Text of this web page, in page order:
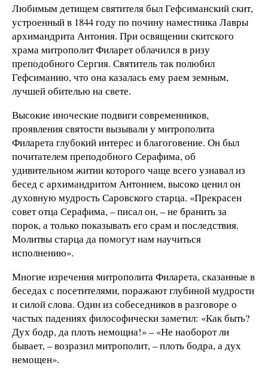
Любимым детищем святителя был Гефсиманский скит,
устроенный в 1844 году по почину наместника Лавры
архимандрита Антония. При освящении скитского
храма митрополит Филарет облачился в ризу
преподобного Сергия. Святитель так полюбил
Гефсиманию, что она казалась ему раем земным,
лучшей обителью на свете.
Высокие иноческие подвиги современников,
проявления святости вызывали у митрополита
Филарета глубокий интерес и благоговение. Он был
почитателем преподобного Серафима, об
удивительном житии которого чаще всего узнавал из
бесед с архимандритом Антонием, высоко ценил он
духовную мудрость Саровского старца. «Прекрасен
совет отца Серафима, – писал он, – не бранить за
порок, а только показывать его срам и последствия.
Молитвы старца да помогут нам научиться
исполнению».
Многие изречения митрополита Филарета, сказанные в
беседах с посетителями, поражают глубиной мудрости
и силой слова. Один из собеседников в разговоре о
частых падениях философически заметил: «Как быть?
Дух бодр, да плоть немощна!» – «Не наоборот ли
бывает, – возразил митрополит, – плоть бодра, а дух
немощен».